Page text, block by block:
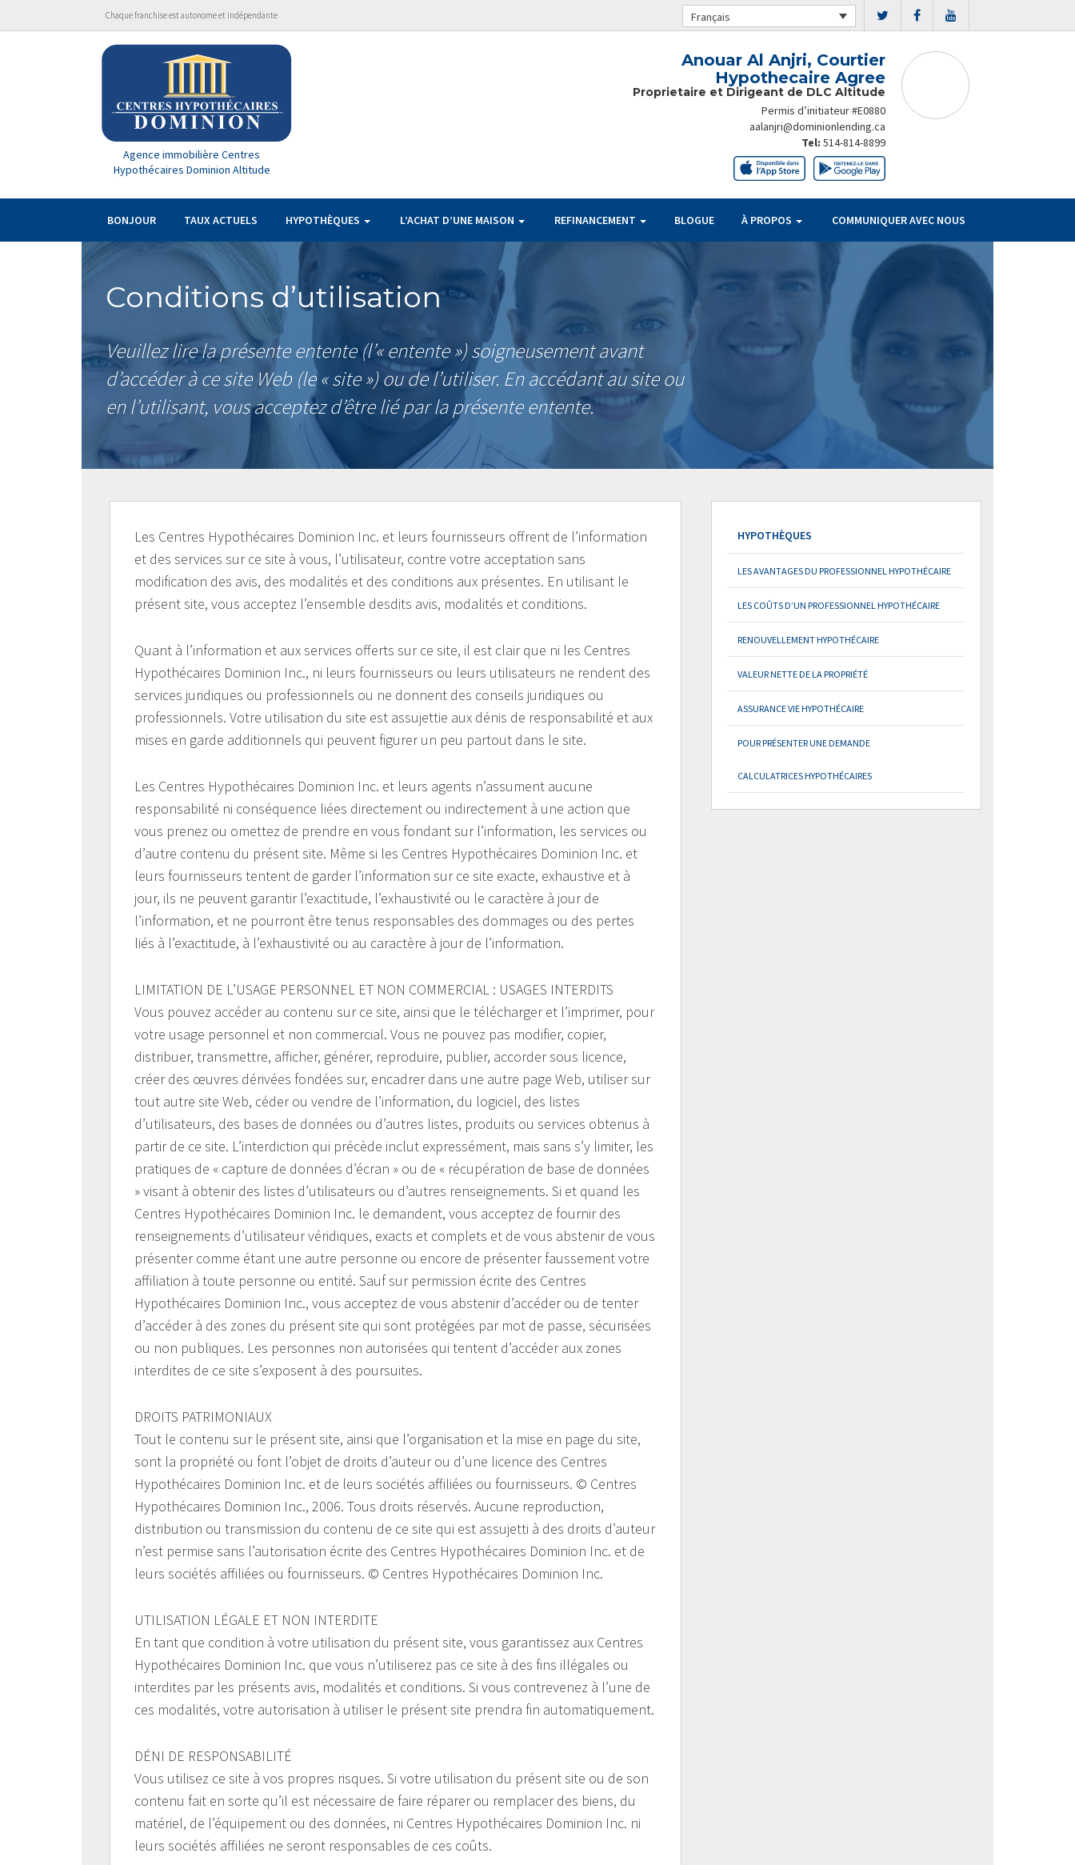
Chaque franchise est autonome et indépendante Français
Agence immobilière Centres
Hypothécaires Dominion Altitude
Anouar Al Anjri, Courtier
Hypothecaire Agree
Proprietaire et Dirigeant de DLC Altitude
Permis d’initiateur #E0880
aalanjri@dominionlending.ca
Tel: 514-814-8899
BONJOUR TAUX ACTUELS HYPOTHÈQUES L’ACHAT D’UNE MAISON REFINANCEMENT BLOGUE À PROPOS COMMUNIQUER AVEC NOUS
Conditions d’utilisation
Veuillez lire la présente entente (l’« entente ») soigneusement avant
d’accéder à ce site Web (le « site ») ou de l’utiliser. En accédant au site ou
en l’utilisant, vous acceptez d’être lié par la présente entente.
Les Centres Hypothécaires Dominion Inc. et leurs fournisseurs offrent de l’information
et des services sur ce site à vous, l’utilisateur, contre votre acceptation sans
modification des avis, des modalités et des conditions aux présentes. En utilisant le
présent site, vous acceptez l’ensemble desdits avis, modalités et conditions.
Quant à l’information et aux services offerts sur ce site, il est clair que ni les Centres
Hypothécaires Dominion Inc., ni leurs fournisseurs ou leurs utilisateurs ne rendent des
services juridiques ou professionnels ou ne donnent des conseils juridiques ou
professionnels. Votre utilisation du site est assujettie aux dénis de responsabilité et aux
mises en garde additionnels qui peuvent figurer un peu partout dans le site.
Les Centres Hypothécaires Dominion Inc. et leurs agents n’assument aucune
responsabilité ni conséquence liées directement ou indirectement à une action que
vous prenez ou omettez de prendre en vous fondant sur l’information, les services ou
d’autre contenu du présent site. Même si les Centres Hypothécaires Dominion Inc. et
leurs fournisseurs tentent de garder l’information sur ce site exacte, exhaustive et à
jour, ils ne peuvent garantir l’exactitude, l’exhaustivité ou le caractère à jour de
l’information, et ne pourront être tenus responsables des dommages ou des pertes
liés à l’exactitude, à l’exhaustivité ou au caractère à jour de l’information.
LIMITATION DE L’USAGE PERSONNEL ET NON COMMERCIAL : USAGES INTERDITS
Vous pouvez accéder au contenu sur ce site, ainsi que le télécharger et l’imprimer, pour
votre usage personnel et non commercial. Vous ne pouvez pas modifier, copier,
distribuer, transmettre, afficher, générer, reproduire, publier, accorder sous licence,
créer des œuvres dérivées fondées sur, encadrer dans une autre page Web, utiliser sur
tout autre site Web, céder ou vendre de l’information, du logiciel, des listes
d’utilisateurs, des bases de données ou d’autres listes, produits ou services obtenus à
partir de ce site. L’interdiction qui précède inclut expressément, mais sans s’y limiter, les
pratiques de « capture de données d’écran » ou de « récupération de base de données
» visant à obtenir des listes d’utilisateurs ou d’autres renseignements. Si et quand les
Centres Hypothécaires Dominion Inc. le demandent, vous acceptez de fournir des
renseignements d’utilisateur véridiques, exacts et complets et de vous abstenir de vous
présenter comme étant une autre personne ou encore de présenter faussement votre
affiliation à toute personne ou entité. Sauf sur permission écrite des Centres
Hypothécaires Dominion Inc., vous acceptez de vous abstenir d’accéder ou de tenter
d’accéder à des zones du présent site qui sont protégées par mot de passe, sécurisées
ou non publiques. Les personnes non autorisées qui tentent d’accéder aux zones
interdites de ce site s’exposent à des poursuites.
DROITS PATRIMONIAUX
Tout le contenu sur le présent site, ainsi que l’organisation et la mise en page du site,
sont la propriété ou font l’objet de droits d’auteur ou d’une licence des Centres
Hypothécaires Dominion Inc. et de leurs sociétés affiliées ou fournisseurs. © Centres
Hypothécaires Dominion Inc., 2006. Tous droits réservés. Aucune reproduction,
distribution ou transmission du contenu de ce site qui est assujetti à des droits d’auteur
n’est permise sans l’autorisation écrite des Centres Hypothécaires Dominion Inc. et de
leurs sociétés affiliées ou fournisseurs. © Centres Hypothécaires Dominion Inc.
UTILISATION LÉGALE ET NON INTERDITE
En tant que condition à votre utilisation du présent site, vous garantissez aux Centres
Hypothécaires Dominion Inc. que vous n’utiliserez pas ce site à des fins illégales ou
interdites par les présents avis, modalités et conditions. Si vous contrevenez à l’une de
ces modalités, votre autorisation à utiliser le présent site prendra fin automatiquement.
DÉNI DE RESPONSABILITÉ
Vous utilisez ce site à vos propres risques. Si votre utilisation du présent site ou de son
contenu fait en sorte qu’il est nécessaire de faire réparer ou remplacer des biens, du
matériel, de l’équipement ou des données, ni Centres Hypothécaires Dominion Inc. ni
leurs sociétés affiliées ne seront responsables de ces coûts.
HYPOTHÈQUES
LES AVANTAGES DU PROFESSIONNEL HYPOTHÉCAIRE
LES COÛTS D’UN PROFESSIONNEL HYPOTHÉCAIRE
RENOUVELLEMENT HYPOTHÉCAIRE
VALEUR NETTE DE LA PROPRIÉTÉ
ASSURANCE VIE HYPOTHÉCAIRE
POUR PRÉSENTER UNE DEMANDE
CALCULATRICES HYPOTHÉCAIRES